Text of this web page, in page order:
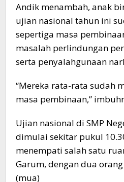
Andik menambah, anak
ujian nasional tahun ini
sepertiga masa
masalah perlindungan
serta penyalahgunaan
“Mereka rata-rata sudah
masa pembinaan,”
Ujian nasional di SMP
dimulai sekitar pukul
menempati salah satu
Garum, dengan dua
(mua)